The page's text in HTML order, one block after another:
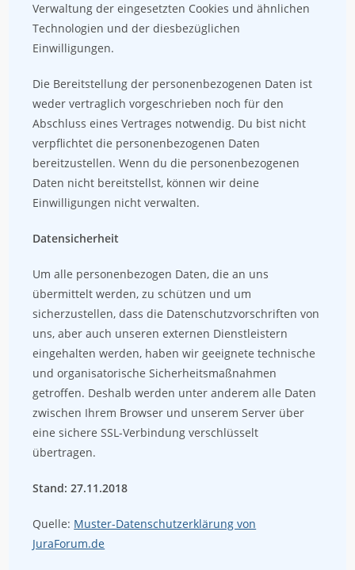
Verwaltung der eingesetzten Cookies und ähnlichen
Technologien und der diesbezüglichen
Einwilligungen.
Die Bereitstellung der personenbezogenen Daten ist
weder vertraglich vorgeschrieben noch für den
Abschluss eines Vertrages notwendig. Du bist nicht
verpflichtet die personenbezogenen Daten
bereitzustellen. Wenn du die personenbezogenen
Daten nicht bereitstellst, können wir deine
Einwilligungen nicht verwalten.
Datensicherheit
Um alle personenbezogen Daten, die an uns
übermittelt werden, zu schützen und um
sicherzustellen, dass die Datenschutzvorschriften von
uns, aber auch unseren externen Dienstleistern
eingehalten werden, haben wir geeignete technische
und organisatorische Sicherheitsmaßnahmen
getroffen. Deshalb werden unter anderem alle Daten
zwischen Ihrem Browser und unserem Server über
eine sichere SSL-Verbindung verschlüsselt
übertragen.
Stand: 27.11.2018
Quelle: Muster-Datenschutzerklärung von
JuraForum.de